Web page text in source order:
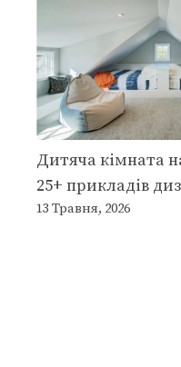
Дитяча кімната
25+ прикладів
13 Травня, 2026